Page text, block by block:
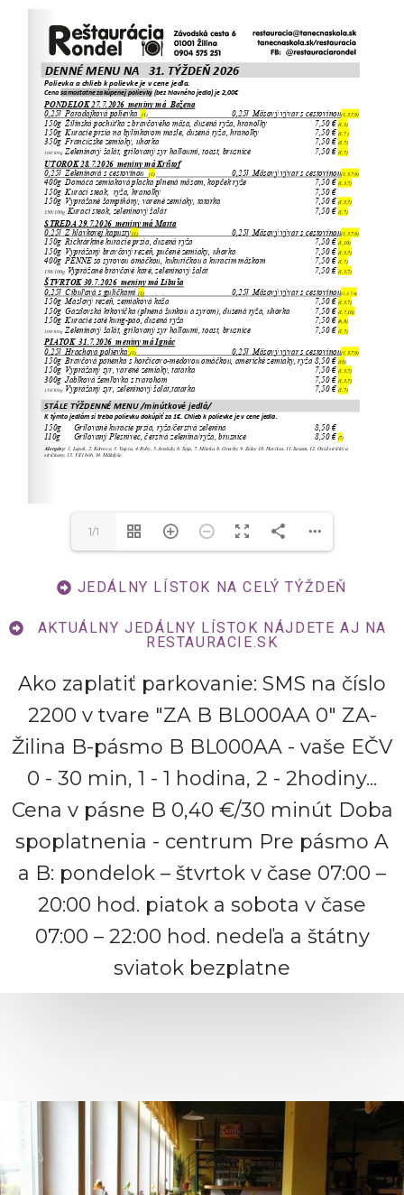
1/1
JEDÁLNY LÍSTOK NA CELÝ TÝŽDEŇ
AKTUÁLNY JEDÁLNY LÍSTOK NÁJDETE AJ NA
RESTAURACIE.SK
Ako zaplatiť parkovanie: SMS na číslo
2200 v tvare "ZA B BL000AA 0" ZA-
Žilina B-pásmo B BL000AA - vaše EČV
0 - 30 min, 1 - 1 hodina, 2 - 2hodiny...
Cena v pásne B 0,40 €/30 minút Doba
spoplatnenia - centrum Pre pásmo A
a B: pondelok – štvrtok v čase 07:00 –
20:00 hod. piatok a sobota v čase
07:00 – 22:00 hod. nedeľa a štátny
sviatok bezplatne